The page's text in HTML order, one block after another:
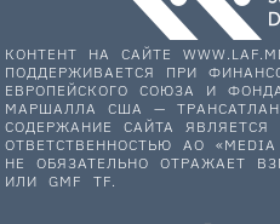
КОНТЕНТ НА САЙТЕ
ПОДДЕРЖИВАЕТСЯ ПРИ
ЕВРОПЕЙСКОГО СОЮЗА И
МАРШАЛЛА США —
СОДЕРЖАНИЕ САЙТА ЯВЛЯЕТСЯ
ОТВЕТСТВЕННОСТЬЮ АО
НЕ ОБЯЗАТЕЛЬНО ОТРАЖАЕТ
ИЛИ GMF TF.